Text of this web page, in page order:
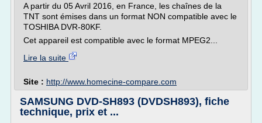
A partir du 05 Avril 2016, en France, les chaînes de la
TNT sont émises dans un format NON compatible avec le
TOSHIBA DVR-80KF.
Cet appareil est compatible avec le format MPEG2...
Lire la suite
Site : http://www.homecine-compare.com
SAMSUNG DVD-SH893 (DVDSH893), fiche
technique, prix et ...